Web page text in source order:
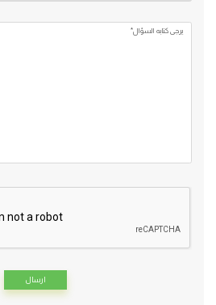
يرجي كتابه السؤال*